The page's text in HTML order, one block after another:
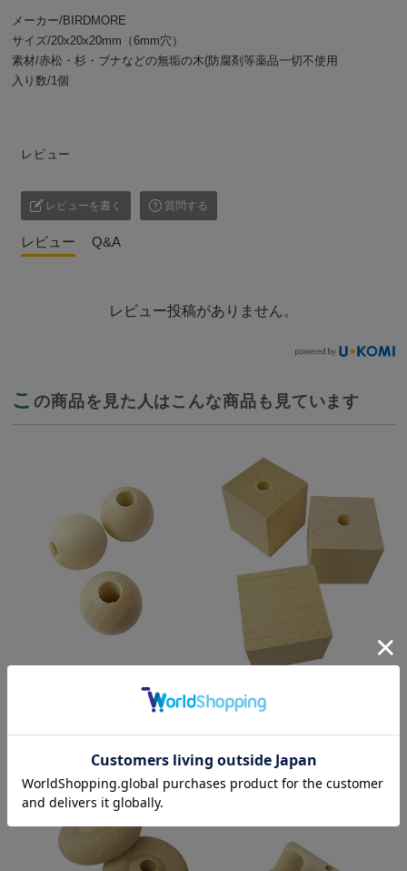
メーカー/BIRDMORE
サイズ/20x20x20mm（6mm穴）
素材/赤松・杉・ブナなどの無垢の木(防腐剤等薬品一切不使用
入り数/1個
レビュー
レビューを書く 質問する
レビュー Q&A
レビュー投稿がありません。
こ の商品を見た人はこんな商品も見ています
9999558【BMオリジナル】無垢
9991388【BMオリジナル】無垢